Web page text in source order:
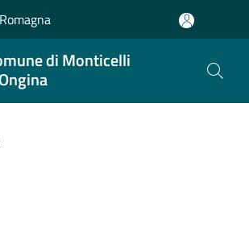
di Monticelli